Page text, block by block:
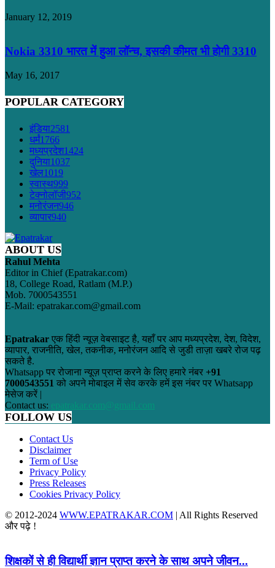
January 12, 2019
Nokia 3310 भारत में हुआ लॉन्च, इसकी कीमत भी होगी 3310
May 16, 2017
POPULAR CATEGORY
इंडिया2581
धर्मं1766
मध्यप्रदेश1424
दुनिया1037
खेल1019
स्वास्थ999
टेक्नोलॉजी952
मनोरंजन946
व्यापार940
ABOUT US
Rahul Mehta
Editor in Chief (Epatrakar.com)
18, College Road, Ratlam (M.P.)
Mob. 7000543551
E-Mail: epatrakar.com@gmail.com
Epatrakar एक हिंदी न्यूज़ वेबसाइट है, यहाँ पर आप मध्यप्रदेश, देश, विदेश,
व्यापार, राजनीति, खेल, तकनीक, मनोरंजन आदि से जुडी ताज़ा खबरे रोज पढ़
सकते है.
Whatsapp पर रोजाना न्यूज़ प्राप्त करने के लिए हमारे नंबर +91
7000543551 को अपने मोबाइल में सेव करके हमें इस नंबर पर Whatsapp
मेसेज करें |
Contact us: epatrakar.com@gmail.com
FOLLOW US
Contact Us
Disclaimer
Term of Use
Privacy Policy
Press Releases
Cookies Privacy Policy
© 2012-2024 WWW.EPATRAKAR.COM | All Rights Reserved
और पढ़े !
शिक्षकों से ही विद्यार्थी ज्ञान प्राप्त करने के साथ अपने जीवन...